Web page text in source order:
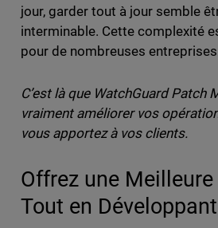
jour, garder tout à jour semble
interminable. Cette complexité
pour de nombreuses
C’est là que WatchGuard Patch
vraiment améliorer vos
vous apportez à vos clients.
Offrez une
Tout en